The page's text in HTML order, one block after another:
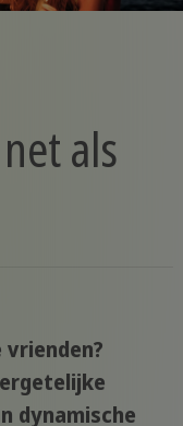
als
dynamische